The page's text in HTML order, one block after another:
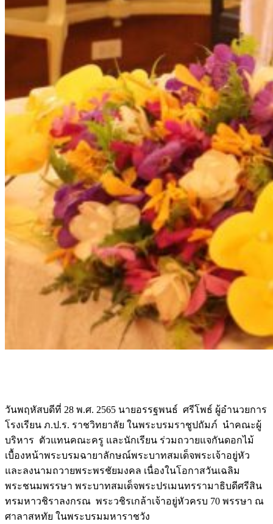
วันพฤหัสบดีที่ 28 พ.ศ. 2565 นายอรรฐพนธ์ ศรีโพธ์ ผู้อำนวยการ
โรงเรียน ภ.ป.ร. ราชวิทยาลัย ในพระบรมราชูปถัมภ์ นำคณะผู้
บริหาร ตัวแทนคณะครู และนักเรียน ร่วมถวายแจกันดอกไม้
เบื้องหน้าพระบรมฉายาลักษณ์พระบาทสมเด็จพระเจ้าอยู่หัว
และลงนามถวายพระพรชัยมงคล เนื่องในโอกาสวันเฉลิม
พระชนมพรรษา พระบาทสมเด็จพระปรเมนทรรามาธิบดีศรีสิน
ทรมหาวชิราลงกรณ พระวชิรเกล้าเจ้าอยู่หัวครบ 70 พรรษา ณ
ศาลาสหทัย ในพระบรมมหาราชวัง